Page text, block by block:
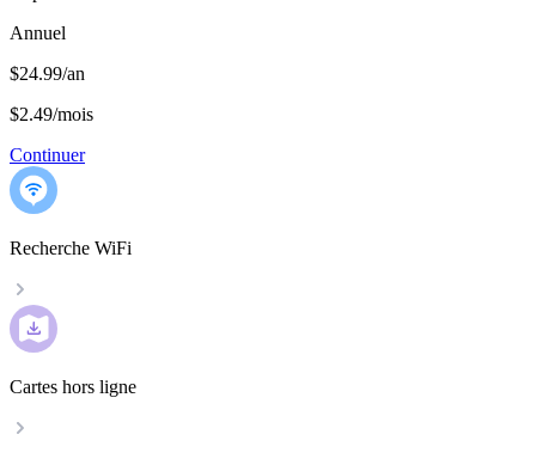
Annuel
$24.99/an
$2.49/mois
Continuer
Recherche WiFi
Cartes hors ligne